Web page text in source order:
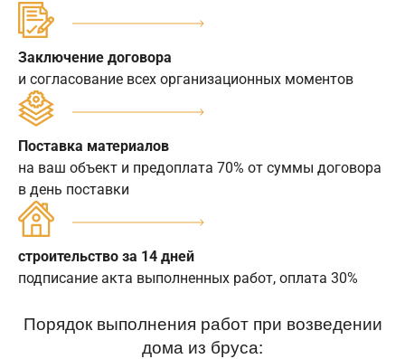
Заключение договора
и согласование всех организационных моментов
Поставка материалов
на ваш объект и предоплата 70% от суммы договора
в день поставки
строительство за 14 дней
подписание акта выполненных работ, оплата 30%
Порядок выполнения работ при возведении
дома из бруса: